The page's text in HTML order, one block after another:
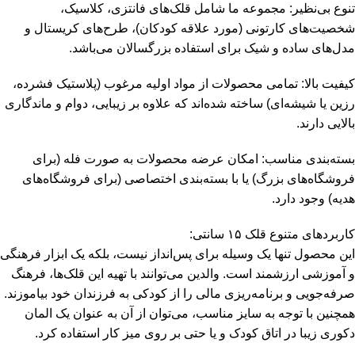
تنوع بی‌نظیر: مجموعه ما شامل قلک‌های فانتزی، کلاسیک،
شخصیت‌های کارتونی (مورد علاقه کودکان)، طرح‌های کریستال و
مدل‌های ساده و شیک برای استفاده بزرگسالان می‌باشد.
کیفیت بالا: تمامی محصولات از مواد اولیه مرغوب (پلاستیک فشرده،
رزین یا شیشه‌ای) ساخته شده‌اند که علاوه بر زیبایی، دوام و ماندگاری
بالایی دارند.
بسته‌بندی مناسب: امکان عرضه محصولات به صورت فله (برای
فروشگاه‌های بزرگ) یا با بسته‌بندی اختصاصی (برای فروشگاه‌های
هدیه) وجود دارد.
کاربردهای متنوع قلک ۱۵ سانتی:
این محصول تنها یک وسیله برای پس‌انداز نیست، بلکه یک ابزار فرهنگی
و آموزشی ارزشمند است. والدین می‌توانند با تهیه این قلک‌ها، فرهنگ
صرفه‌جویی و برنامه‌ریزی مالی را از کودکی به فرزندان خود بیاموزند.
همچنین با توجه به سایز مناسب، می‌توان از آن به عنوان یک المان
دکوری زیبا در اتاق کودک و یا حتی بر روی میز کار استفاده کرد.